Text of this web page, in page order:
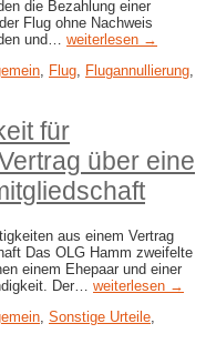
die Bezahlung einer
Flug ohne Nachweis
und… weiterlesen →
, Flug, Flugannullierung,
für
über eine
aus einem Vertrag
Das OLG Hamm zweifelte
einem Ehepaar und einer
Der… weiterlesen →
, Sonstige Urteile,